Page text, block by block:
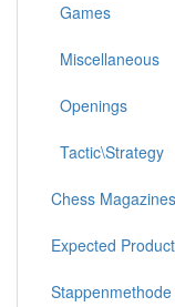
Games
Miscellaneous
Openings
Tactic\Strategy
Chess Magazines
Expected
Stappenmethode